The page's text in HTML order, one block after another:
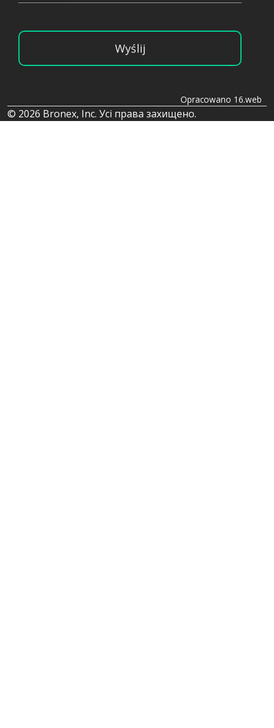
Wyślij
Opracowano 16.web
© 2026 Bronex, Inc. Усі права захищено.